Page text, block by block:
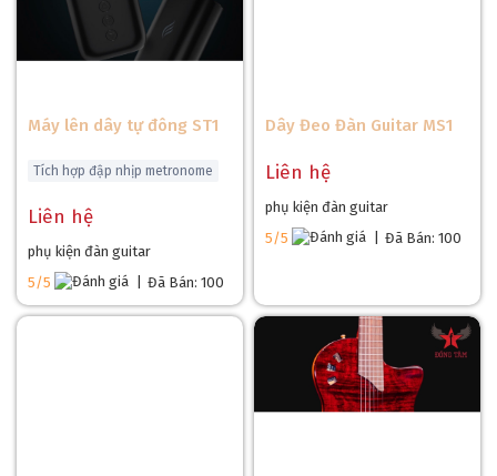
Máy lên dây tự đông ST1
Tích hợp đập nhịp metronome
Liên hệ
phụ kiện đàn guitar
5/5
Đã Bán: 100
Dây Đeo Đàn Guitar MS1
Liên hệ
phụ kiện đàn guitar
5/5
Đã Bán: 100